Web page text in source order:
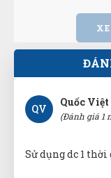
Lúc đầu nghe
ổn, nhưng khi
QV
Quốc Việt
(Đánh giá 1
Sử dụng dc 1